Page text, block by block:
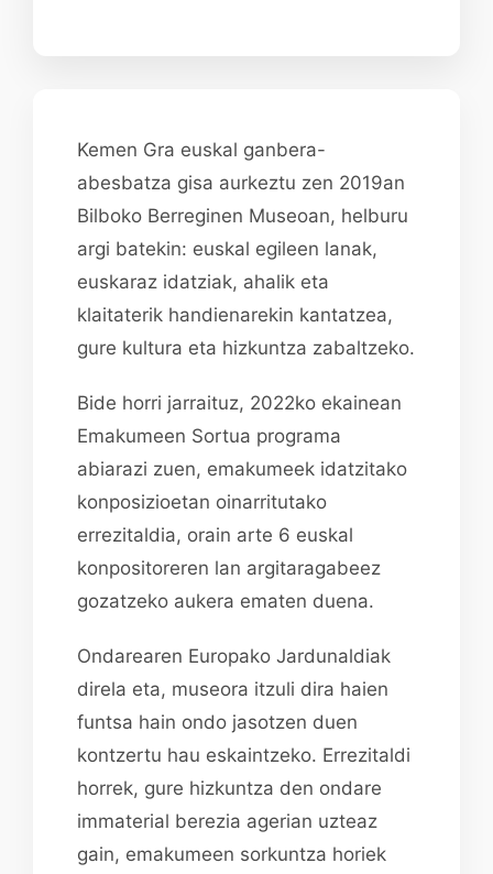
Kemen Gra euskal ganbera-
abesbatza gisa aurkeztu zen 2019an
Bilboko Berreginen Museoan, helburu
argi batekin: euskal egileen lanak,
euskaraz idatziak, ahalik eta
klaitaterik handienarekin kantatzea,
gure kultura eta hizkuntza zabaltzeko.
Bide horri jarraituz, 2022ko ekainean
Emakumeen Sortua programa
abiarazi zuen, emakumeek idatzitako
konposizioetan oinarritutako
errezitaldia, orain arte 6 euskal
konpositoreren lan argitaragabeez
gozatzeko aukera ematen duena.
Ondarearen Europako Jardunaldiak
direla eta, museora itzuli dira haien
funtsa hain ondo jasotzen duen
kontzertu hau eskaintzeko. Errezitaldi
horrek, gure hizkuntza den ondare
immaterial berezia agerian uzteaz
gain, emakumeen sorkuntza horiek